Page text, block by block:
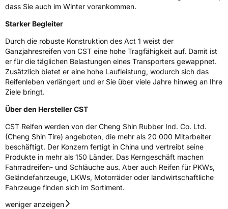
EU Label
EffizienzC
Nasshaftung
Rollgeräusch (Klasse)B
Rollgeräusch (dB)73
Fahrzeugklasse
C2
3PMSF / Schneeflockensymbol / Alpine-SymbolJa
Eisgrip Nein
dass Sie auch im Winter vorankommen.
Starker Begleiter
Durch die robuste Konstruktion des Act 1 weist der
Ganzjahresreifen von CST eine hohe Tragfähigkeit auf. Damit ist
er für die täglichen Belastungen eines Transporters gewappnet.
Zusätzlich bietet er eine hohe Laufleistung, wodurch sich das
Reifenleben verlängert und er Sie über viele Jahre hinweg an Ihre
Ziele bringt.
Über den Hersteller CST
CST Reifen werden von der Cheng Shin Rubber Ind. Co. Ltd.
(Cheng Shin Tire) angeboten, die mehr als 20 000 Mitarbeiter
beschäftigt. Der Konzern fertigt in China und vertreibt seine
Produkte in mehr als 150 Länder. Das Kerngeschäft machen
Fahrradreifen- und Schläuche aus. Aber auch Reifen für PKWs,
Geländefahrzeuge, LKWs, Motorräder oder landwirtschaftliche
Fahrzeuge finden sich im Sortiment.
weniger anzeigen